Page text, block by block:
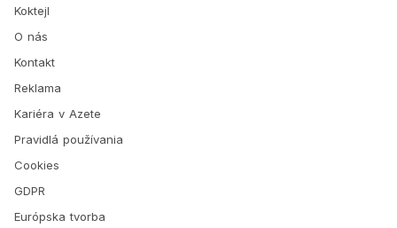
Koktejl
O nás
Kontakt
Reklama
Kariéra v Azete
Pravidlá používania
Cookies
GDPR
Európska tvorba